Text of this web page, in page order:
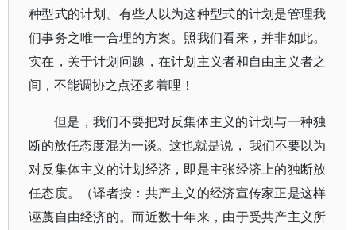
种型式的计划。有些人以为这种型式的计划是管理我
们事务之唯一合理的方案。照我们看来，并非如此。
实在，关于计划问题，在计划主义者和自由主义者之
间，不能调协之点还多着哩！
但是，我们不要把对反集体主义的计划与一种独
断的放任态度混为一谈。这也就是说， 我们不要以为
对反集体主义的计划经济，即是主张经济上的独断放
任态度。（译者按：共产主义的经济宣传家正是这样
诬蔑自由经济的。而近数十年来，由于受共产主义所